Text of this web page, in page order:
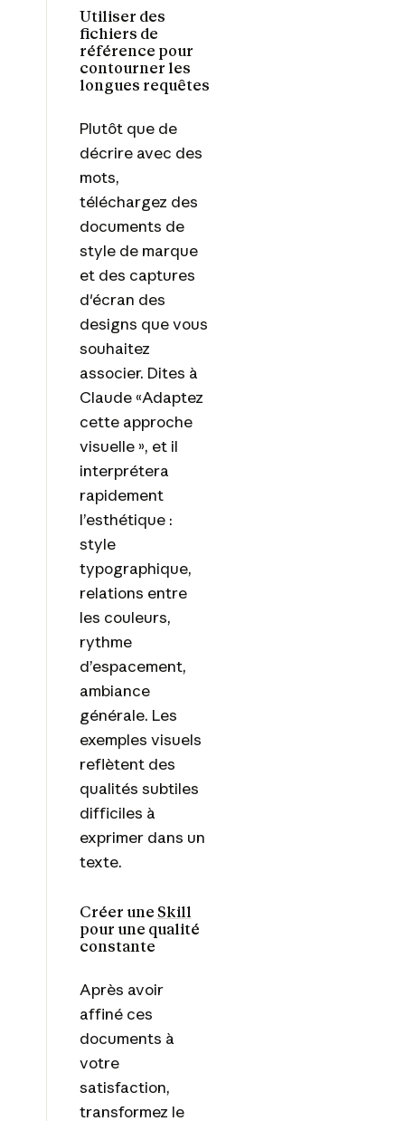
Utiliser des
fichiers de
référence pour
contourner les
longues requêtes
Plutôt que de
décrire avec des
mots,
téléchargez des
documents de
style de marque
et des captures
d'écran des
designs que vous
souhaitez
associer. Dites à
Claude «Adaptez
cette approche
visuelle », et il
interprétera
rapidement
l’esthétique :
style
typographique,
relations entre
les couleurs,
rythme
d’espacement,
ambiance
générale. Les
exemples visuels
reflètent des
qualités subtiles
difficiles à
exprimer dans un
texte.
Créer une Skill
pour une qualité
constante
Après avoir
affiné ces
documents à
votre
satisfaction,
transformez le